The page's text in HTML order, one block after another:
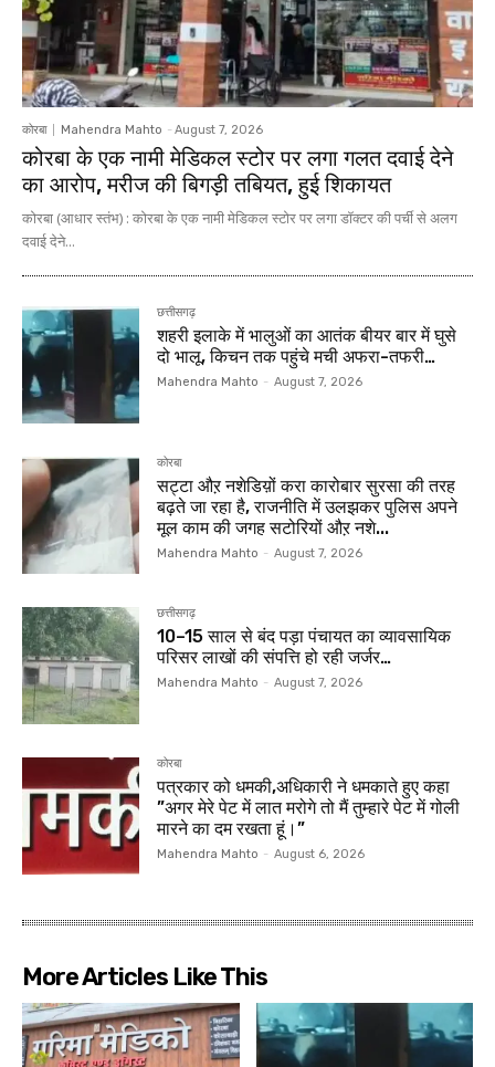
कोरबा Mahendra Mahto - August 7, 2026
कोरबा के एक नामी मेडिकल स्टोर पर लगा गलत दवाई देने
का आरोप, मरीज की बिगड़ी तबियत, हुई शिकायत
कोरबा (आधार स्तंभ) : कोरबा के एक नामी मेडिकल स्टोर पर लगा डॉक्टर की पर्ची से अलग
दवाई देने...
छत्तीसगढ़
शहरी इलाके में भालुओं का आतंक बीयर बार में घुसे
दो भालू, किचन तक पहुंचे मची अफरा-तफरी…
Mahendra Mahto - August 7, 2026
कोरबा
सट्टा औऱ नशेडिय़ों करा कारोबार सुरसा की तरह
बढ़ते जा रहा है, राजनीति में उलझकर पुलिस अपने
मूल काम की जगह सटोरियों औऱ नशे...
Mahendra Mahto - August 7, 2026
छत्तीसगढ़
10–15 साल से बंद पड़ा पंचायत का व्यावसायिक
परिसर लाखों की संपत्ति हो रही जर्जर…
Mahendra Mahto - August 7, 2026
कोरबा
पत्रकार को धमकी,अधिकारी ने धमकाते हुए कहा
”अगर मेरे पेट में लात मरोगे तो मैं तुम्हारे पेट में गोली
मारने का दम रखता हूं।”
Mahendra Mahto - August 6, 2026
More Articles Like This